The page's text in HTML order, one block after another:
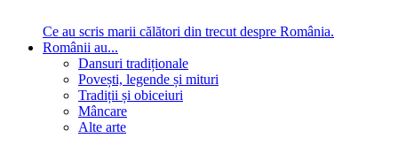
Ce au scris marii călători din trecut despre România.
Românii au...
Dansuri tradiționale
Povești, legende și mituri
Tradiții și obiceiuri
Mâncare
Alte arte